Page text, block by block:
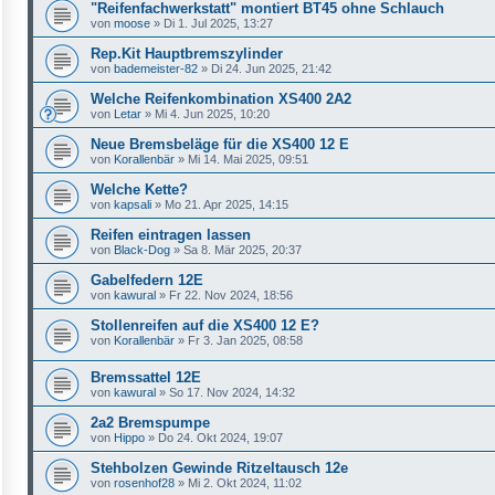
"Reifenfachwerkstatt" montiert BT45 ohne Schlauch
von moose » Di 1. Jul 2025, 13:27
Rep.Kit Hauptbremszylinder
von bademeister-82 » Di 24. Jun 2025, 21:42
Welche Reifenkombination XS400 2A2
von Letar » Mi 4. Jun 2025, 10:20
Neue Bremsbeläge für die XS400 12 E
von Korallenbär » Mi 14. Mai 2025, 09:51
Welche Kette?
von kapsali » Mo 21. Apr 2025, 14:15
Reifen eintragen lassen
von Black-Dog » Sa 8. Mär 2025, 20:37
Gabelfedern 12E
von kawural » Fr 22. Nov 2024, 18:56
Stollenreifen auf die XS400 12 E?
von Korallenbär » Fr 3. Jan 2025, 08:58
Bremssattel 12E
von kawural » So 17. Nov 2024, 14:32
2a2 Bremspumpe
von Hippo » Do 24. Okt 2024, 19:07
Stehbolzen Gewinde Ritzeltausch 12e
von rosenhof28 » Mi 2. Okt 2024, 11:02